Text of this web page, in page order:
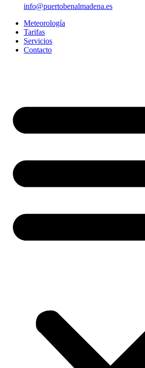
info@puertobenalmadena.es
Meteorología
Tarifas
Servicios
Contacto